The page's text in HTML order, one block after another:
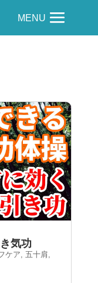
MENU
気功
ケア 五十肩